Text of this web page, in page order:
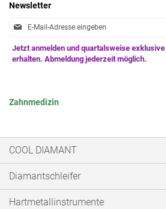
Newsletter
Anmeldung
Newsletter:
Zahnmedizin
COOL DIAMANT
Diamantschleifer
Hartmetallinstrumente